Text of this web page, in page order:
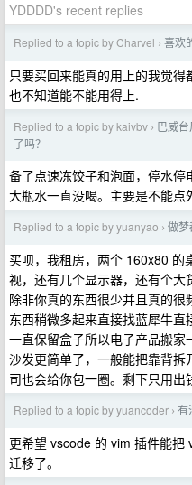
YDDDD's recent replies
Replied to a topic by Charvel › 喜欢
只要买回来能真的用上的我觉
也不知道能不能用得上.
Replied to a topic by kaivbv › 巴威
了吗？
备了点速冻饺子和泡面，停水
大瓶水一直没喝。主要是不能点
Replied to a topic by yuanyao › 做梦
买呗，我租房，两个 160x80
视，还有几个显示器，还有个大
除非你真的东西很少并且真的很
东西稍微多起来直接找蓝犀牛
一直保留盒子所以电子产品搬家
沙发更简单了，一般能把靠背
司也会给你包一圈。剩下只用出
Replied to a topic by yuancoder › 有
更希望 vscode 的 vim 插件能把
迁移了。